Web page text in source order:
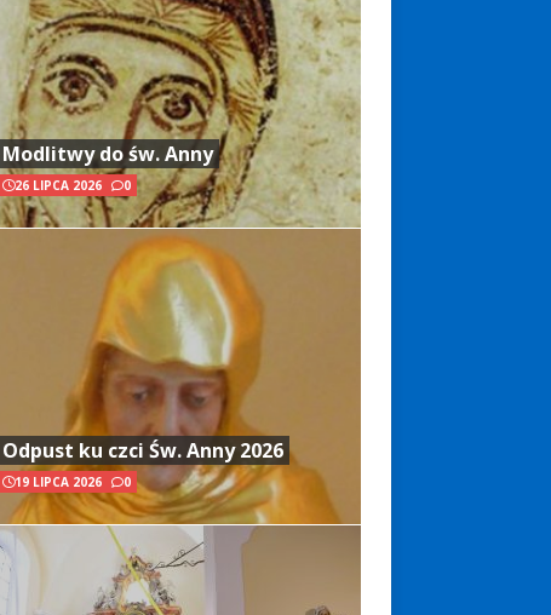
Modlitwy do św. Anny
26 LIPCA 2026 0
Odpust ku czci Św. Anny 2026
19 LIPCA 2026 0